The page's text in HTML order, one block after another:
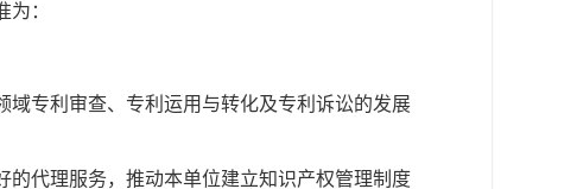
：
专利审查、专利运用与转化及专利诉讼的发展
代理服务，推动本单位建立知识产权管理制度